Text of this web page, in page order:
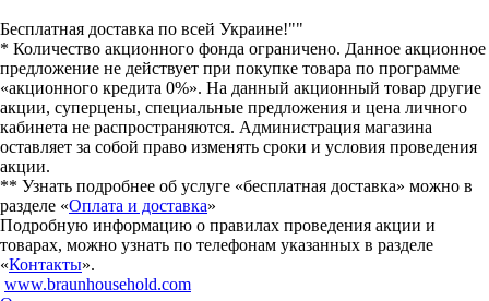
Бесплатная доставка по всей Украине!""
* Количество акционного фонда ограничено. Данное акционное
предложение не действует при покупке товара по программе
«акционного кредита 0%». На данный акционный товар другие
акции, суперцены, специальные предложения и цена личного
кабинета не распространяются. Администрация магазина
оставляет за собой право изменять сроки и условия проведения
акции.
** Узнать подробнее об услуге «бесплатная доставка» можно в
разделе «Оплата и доставка»
Подробную информацию о правилах проведения акции и
товарах, можно узнать по телефонам указанных в разделе
«Контакты».
www.braunhousehold.com